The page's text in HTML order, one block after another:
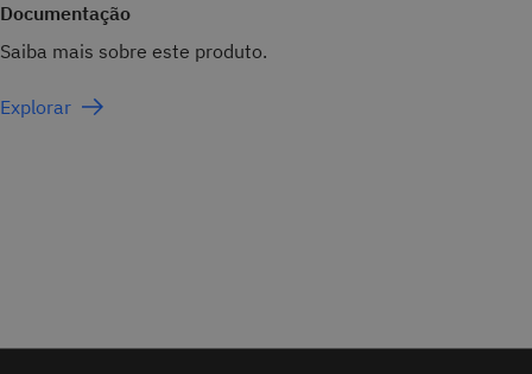
Documentação
Saiba mais sobre este produto.
Explorar